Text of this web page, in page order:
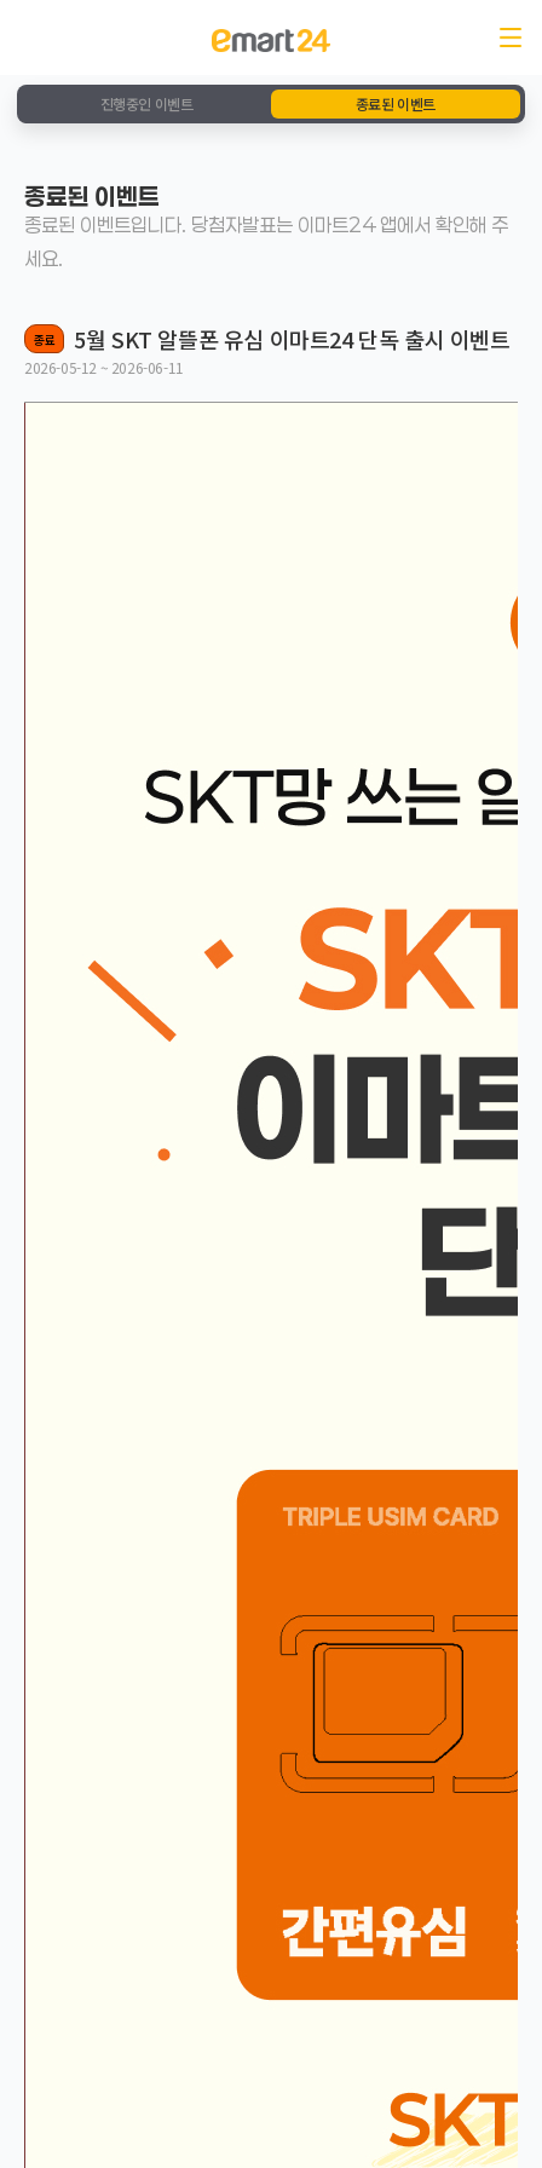
진행중인 이벤트 종료된 이벤트
종료된 이벤트
종료된 이벤트입니다. 당첨자발표는 이마트24 앱에서 확인해 주
세요.
종료 5월 SKT 알뜰폰 유심 이마트24 단독 출시 이벤트
2026-05-12 ~ 2026-06-11